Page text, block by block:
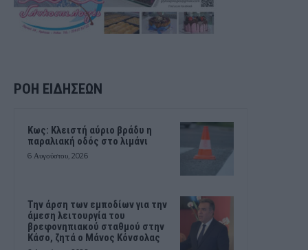
ΡΟΗ ΕΙΔΗΣΕΩΝ
Κως: Κλειστή αύριο βράδυ η
παραλιακή οδός στο λιμάνι
6 Αυγούστου, 2026
Την άρση των εμποδίων για την
άμεση λειτουργία του
βρεφονηπιακού σταθμού στην
Κάσο, ζητά ο Μάνος Κόνσολας